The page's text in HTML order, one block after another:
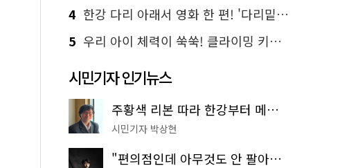
4 한강 다리 아래서 영화 한 편! '다리밑 영화관' 무료 상영
5 우리 아이 체력이 쑥쑥! 클라이밍 키즈카페·어린이 체력장
시민기자 인기뉴스
주황색 리본 따라 한강부터 메타세쿼이아 숲길까지…서울둘레길 15코스
시민기자 박상현
"편의점인데 아무것도 안 팔아요" 서울에서 가장 특별한 편의점의 정체